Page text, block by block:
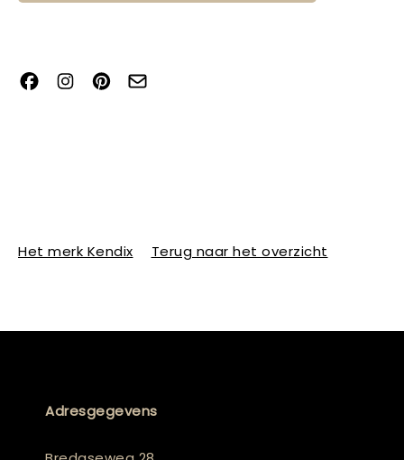
Het merk Kendix Terug naar het overzicht
Adresgegevens